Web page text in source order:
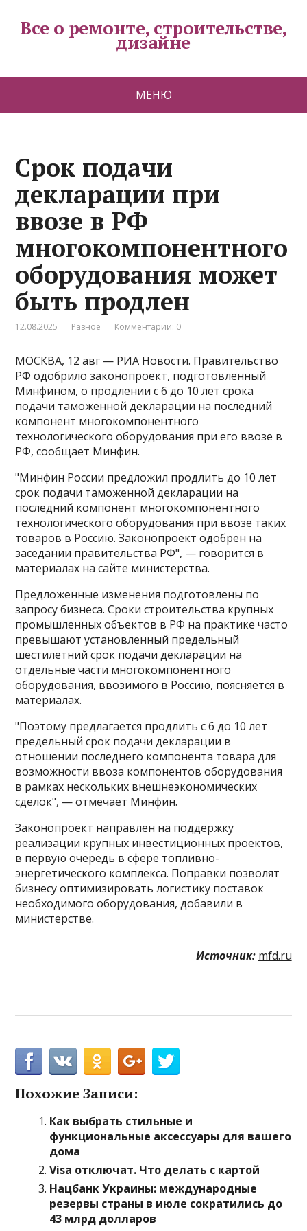
Все о ремонте, строительстве,
дизайне
МЕНЮ
Срок подачи
декларации при
ввозе в РФ
многокомпонентного
оборудования может
быть продлен
12.08.2025 Разное Комментарии: 0
МОСКВА, 12 авг — РИА Новости. Правительство
РФ одобрило законопроект, подготовленный
Минфином, о продлении с 6 до 10 лет срока
подачи таможенной декларации на последний
компонент многокомпонентного
технологического оборудования при его ввозе в
РФ, сообщает Минфин.
"Минфин России предложил продлить до 10 лет
срок подачи таможенной декларации на
последний компонент многокомпонентного
технологического оборудования при ввозе таких
товаров в Россию​​​. Законопроект одобрен на
заседании правительства РФ", — говорится в
материалах на сайте министерства.
Предложенные изменения подготовлены по
запросу бизнеса. Сроки строительства крупных
промышленных объектов в РФ на практике часто
превышают установленный предельный
шестилетний срок подачи декларации на
отдельные части многокомпонентного
оборудования, ввозимого в Россию, поясняется в
материалах.
"Поэтому предлагается продлить с 6 до 10 лет
предельный срок подачи декларации в
отношении последнего компонента товара для
возможности ввоза компонентов оборудования
в рамках нескольких внешнеэкономических
сделок", — отмечает Минфин.
Законопроект направлен на поддержку
реализации крупных инвестиционных проектов,
в первую очередь в сфере топливно-
энергетического комплекса. Поправки позволят
бизнесу оптимизировать логистику поставок
необходимого оборудования, добавили в
министерстве.
Источник: mfd.ru
Похожие Записи:
Как выбрать стильные и
функциональные аксессуары для вашего
дома
Visa отключат. Что делать с картой
Нацбанк Украины: международные
резервы страны в июле сократились до
43 млрд долларов